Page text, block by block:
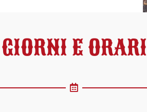
GIORNI E ORARI